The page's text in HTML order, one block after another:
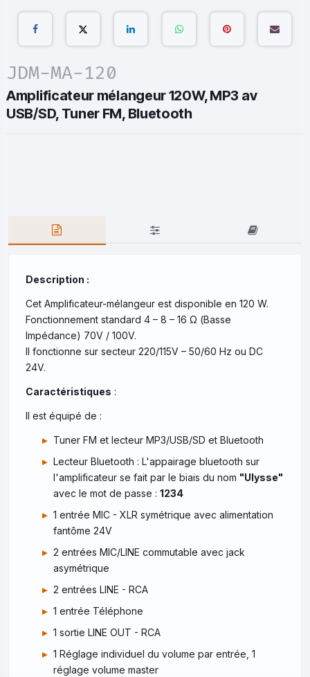
JDM-MA-120
Amplificateur mélangeur 120W, MP3 av
USB/SD, Tuner FM, Bluetooth
Description :
Cet Amplificateur-mélangeur est disponible en 120 W.
Fonctionnement standard 4 – 8 – 16 Ω (Basse
Impédance) 70V / 100V.
Il fonctionne sur secteur 220/115V – 50/60 Hz ou DC
24V.
Caractéristiques :
Il est équipé de :
Tuner FM et lecteur MP3/USB/SD et Bluetooth
Lecteur Bluetooth : L'appairage bluetooth sur
l'amplificateur se fait par le biais du nom "Ulysse"
avec le mot de passe : 1234
1 entrée MIC - XLR symétrique avec alimentation
fantôme 24V
2 entrées MIC/LINE commutable avec jack
asymétrique
2 entrées LINE - RCA
1 entrée Téléphone
1 sortie LINE OUT - RCA
1 Réglage individuel du volume par entrée, 1
réglage volume master